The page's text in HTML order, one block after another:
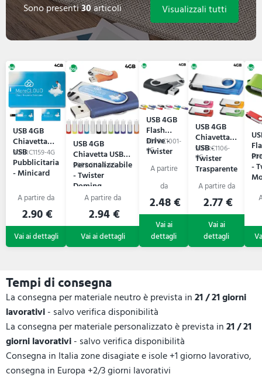
Sono presenti30articoli Visualizzali tutti
USB 4GB
Chiavetta
USB
Pubblicitaria
- Minicard
90PRC1159-4G
2.90 €
USB 4GB
Chiavetta USB
Personalizzabile
- Twister
Doming
90PRC1104-4G
2.94 €
USB 4GB
Flash
Drive -
Twister
90PRC1001-
4G
2.48 €
USB 4GB
Chiavetta
USB -
Twister
Trasparente
90PRC1106-
4G
2.77 €
-
Tempi di consegna
La consegna per materiale neutro è prevista in21 / 21 giorni
lavorativi- salvo verifica disponibilità
La consegna per materiale personalizzato è prevista in21 / 21
giorni lavorativi- salvo verifica disponibilità
Consegna in Italia zone disagiate e isole +1 giorno lavorativo,
consegna in Europa +2/3 giorni lavorativi